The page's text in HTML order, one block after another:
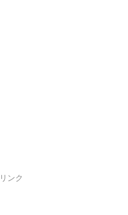
ンク